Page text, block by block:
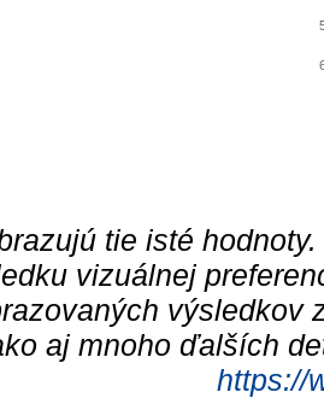
tie isté
vizuálnej
výsledkov
aj mnoho ďalších
https://